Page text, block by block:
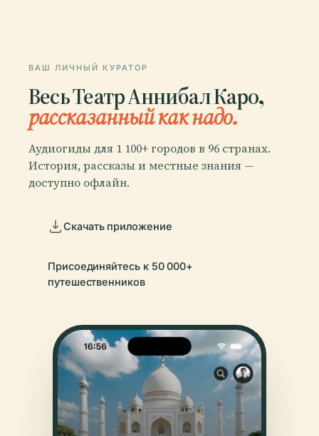
ВАШ ЛИЧНЫЙ КУРАТОР
Весь Театр Аннибал Каро,
рассказанный как надо.
Аудиогиды для 1 100+ городов в 96 странах.
История, рассказы и местные знания —
доступно офлайн.
Скачать приложение
Присоединяйтесь к 50 000+
путешественников